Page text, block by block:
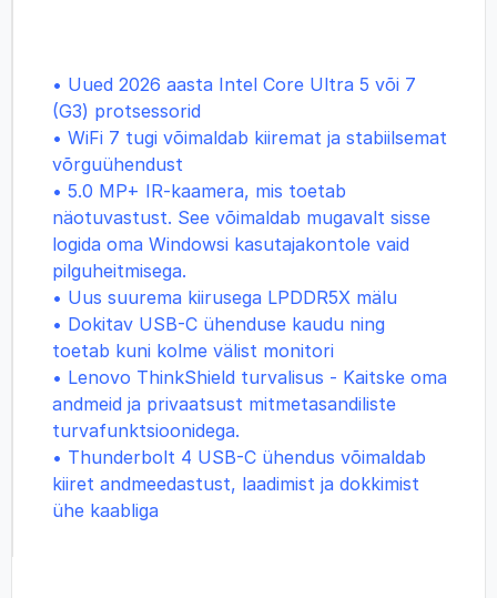
• Uued 2026 aasta Intel Core Ultra 5 või 7
(G3) protsessorid
• WiFi 7 tugi võimaldab kiiremat ja stabiilsemat
võrguühendust
• 5.0 MP+ IR-kaamera, mis toetab
näotuvastust. See võimaldab mugavalt sisse
logida oma Windowsi kasutajakontole vaid
pilguheitmisega.
• Uus suurema kiirusega LPDDR5X mälu
• Dokitav USB-C ühenduse kaudu ning
toetab kuni kolme välist monitori
• Lenovo ThinkShield turvalisus - Kaitske oma
andmeid ja privaatsust mitmetasandiliste
turvafunktsioonidega.
• Thunderbolt 4 USB-C ühendus võimaldab
kiiret andmeedastust, laadimist ja dokkimist
ühe kaabliga